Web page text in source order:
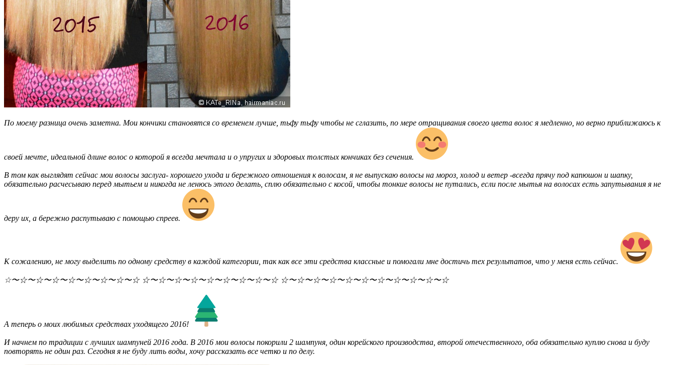
По моему разница очень заметна. Мои кончики становятся со временем лучше, тьфу тьфу чтобы не сглазить, по мере отращивания своего цвета волос я медленно, но верно приближаюсь к
своей мечте, идеальной длине волос о которой я всегда мечтала и о упругих и здоровых толстых кончиках без сечения.
В том как выглядят сейчас мои волосы заслуга- хорошего ухода и бережного отношения к волосам, я не выпускаю волосы на мороз, холод и ветер -всегда прячу под капюшон и шапку,
обязательно расчесываю перед мытьем и никогда не ленюсь этого делать, сплю обязательно с косой, чтобы тонкие волосы не путались, если после мытья на волосах есть запутывания я не
деру их, а бережно распутываю с помощью спреев.
К сожалению, не могу выделить по одному средству в каждой категории, так как все эти средства классные и помогали мне достичь тех результатов, что у меня есть сейчас.
​☆〜☆〜☆〜☆〜☆〜☆〜☆〜☆〜☆ ​☆〜☆〜☆〜☆〜☆〜☆〜☆〜☆〜☆ ​☆〜☆〜☆〜☆〜☆〜☆〜☆〜☆〜☆〜☆〜☆
А теперь о моих любимых средствах уходящего 2016!
И начнем по традиции с лучших шампуней 2016 года. В 2016 мои волосы покорили 2 шампуня, один корейского производства, второй отечественного, оба обязательно куплю снова и буду
повторять не один раз. Сегодня я не буду лить воды, хочу рассказать все четко и по делу.